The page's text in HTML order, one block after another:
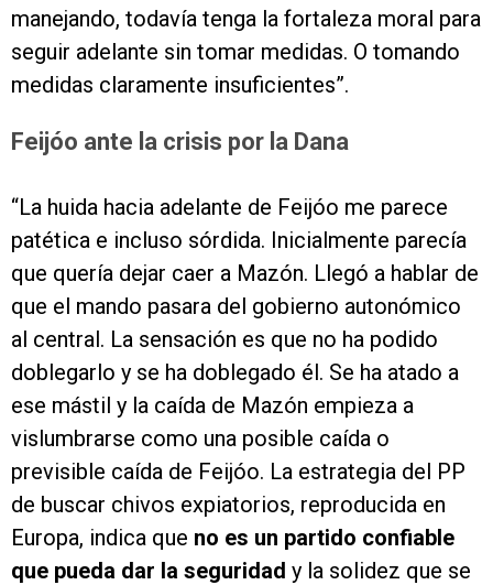
manejando, todavía tenga la fortaleza moral para
seguir adelante sin tomar medidas. O tomando
medidas claramente insuficientes”.
Feijóo ante la crisis por la Dana
“La huida hacia adelante de Feijóo me parece
patética e incluso sórdida. Inicialmente parecía
que quería dejar caer a Mazón. Llegó a hablar de
que el mando pasara del gobierno autonómico
al central. La sensación es que no ha podido
doblegarlo y se ha doblegado él. Se ha atado a
ese mástil y la caída de Mazón empieza a
vislumbrarse como una posible caída o
previsible caída de Feijóo. La estrategia del PP
de buscar chivos expiatorios, reproducida en
Europa, indica que no es un partido confiable
que pueda dar la seguridad y la solidez que se